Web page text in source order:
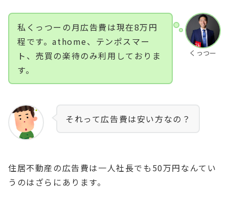
くっつー
私くっつーの月広告費は現在8万円
程です。athome、テンポスマー
ト、売買の楽待のみ利用しておりま
す。
それって広告費は安い方なの？
住居不動産の広告費は一人社長でも50万円なんてい
うのはざらにあります。